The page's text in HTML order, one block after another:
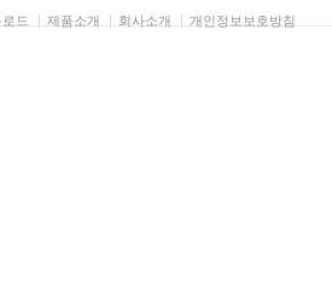
드 제품소개 회사소개 개인정보보호방침